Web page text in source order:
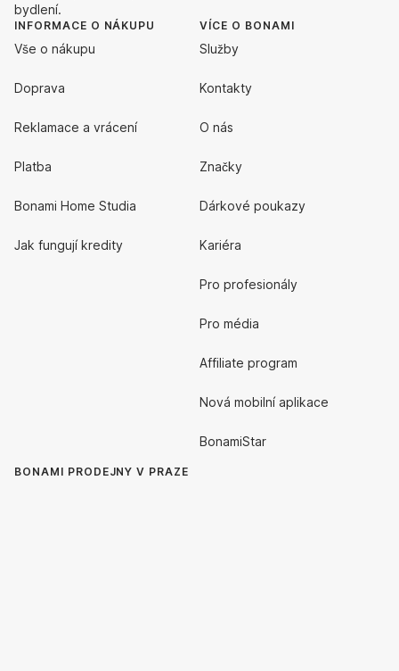
bydlení.
INFORMACE O NÁKUPU
Vše o nákupu
Doprava
Reklamace a vrácení
Platba
Bonami Home Studia
Jak fungují kredity
VÍCE O BONAMI
Služby
Kontakty
O nás
Značky
Dárkové poukazy
Kariéra
Pro profesionály
Pro média
Affiliate program
Nová mobilní aplikace
BonamiStar
BONAMI PRODEJNY V PRAZE